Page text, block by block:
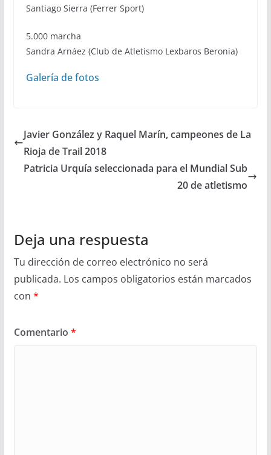
Santiago Sierra (Ferrer Sport)
5.000 marcha
Sandra Arnáez (Club de Atletismo Lexbaros Beronia)
Galería de fotos
Javier González y Raquel Marín, campeones de La
Rioja de Trail 2018
Patricia Urquía seleccionada para el Mundial Sub
20 de atletismo
Deja una respuesta
Tu dirección de correo electrónico no será
publicada. Los campos obligatorios están marcados
con *
Comentario *